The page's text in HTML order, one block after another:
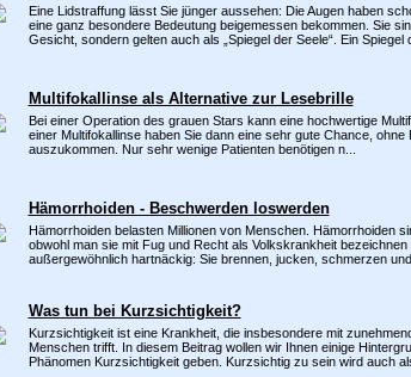
Eine Lidstraffung lässt Sie jünger aussehen: Die Augen haben
eine ganz besondere Bedeutung beigemessen bekommen. Sie
Gesicht, sondern gelten auch als „Spiegel der Seele“. Ein Spiegel
Multifokallinse als Alternative zur Lesebrille
Bei einer Operation des grauen Stars kann eine hochwertige
einer Multifokallinse haben Sie dann eine sehr gute Chance, ohne
auszukommen. Nur sehr wenige Patienten benötigen n...
Hämorrhoiden - Beschwerden loswerden
Hämorrhoiden belasten Millionen von Menschen. Hämorrhoiden
obwohl man sie mit Fug und Recht als Volkskrankheit
außergewöhnlich hartnäckig: Sie brennen, jucken, schmerzen und
Was tun bei Kurzsichtigkeit?
Kurzsichtigkeit ist eine Krankheit, die insbesondere mit
Menschen trifft. In diesem Beitrag wollen wir Ihnen einige
Phänomen Kurzsichtigkeit geben. Kurzsichtig zu sein wird auch als